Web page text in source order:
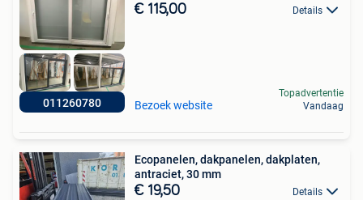
011260780
€ 115,00 Details
Bezoek website
Topadvertentie
Vandaag
Ecopanelen, dakpanelen, dakplaten,
antraciet, 30 mm
€ 19,50 Details